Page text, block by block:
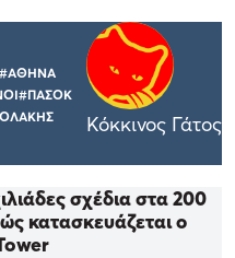
#ΑΘΗΝΑ
#ΠΑΣΟΚ
Κόκκινος Γάτος
σχέδια στα 200
κατασκευάζεται ο